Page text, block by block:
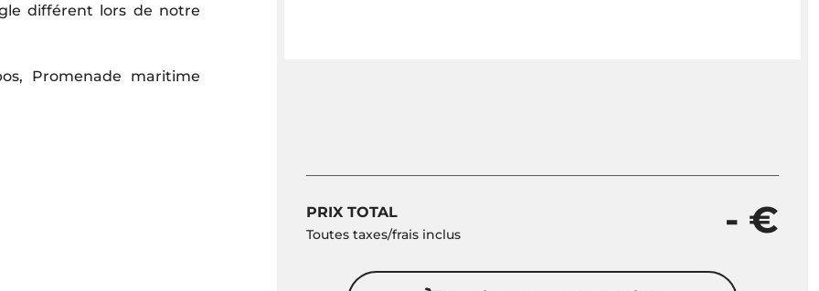
différent lors de notre
Promenade maritime
PRIX TOTAL
Toutes taxes/frais inclus - €